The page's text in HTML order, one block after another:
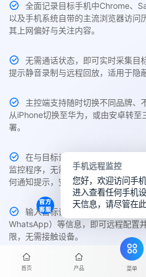
全面记录目标手机中Chrome、
以及手机系统自带的主流浏览器访问
其上网偏好与关注内容。
无需通话状态，即可实时采集目
提示静音录制与远程回放，适用于隐
主控端支持随时切换不同品牌、
从iPhone切换至华为，或由安卓转至
署。
在与目标设备处于同一WiFi环境
监控程序，无需手动接触对方手机，
何通知提示，安全高效。
输入目标设备机型、操作系统及
WhatsApp）等信息，即可远程配置
限，无需接触设备。
监控任务完成后，用户可在主控
首页 产品 菜单
手机远程监控
您好，欢迎访问手
进入查看任何手机
天信息，请尽管在